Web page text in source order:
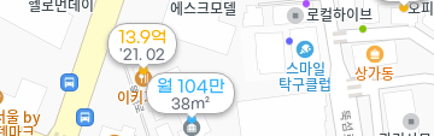
월 104만
38m²
13.9억
'21. 02